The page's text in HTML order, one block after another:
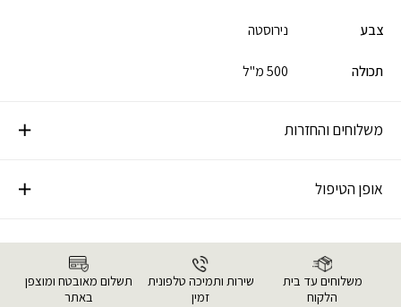
צבע נירוסטה
תכולה 500 מ"ל
משלוחים והחזרות
אופן הטיפול
משלוחים עד בית
הלקוח
שירות ותמיכה טלפונית
זמין
תשלום מאובטח ומוצפן
באתר